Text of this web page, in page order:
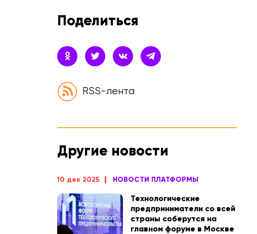
Поделиться
RSS-лента
Другие новости
10 дек 2025 НОВОСТИ ПЛАТФОРМЫ
Технологические
предприниматели со всей
страны соберутся на
главном форуме в Москве